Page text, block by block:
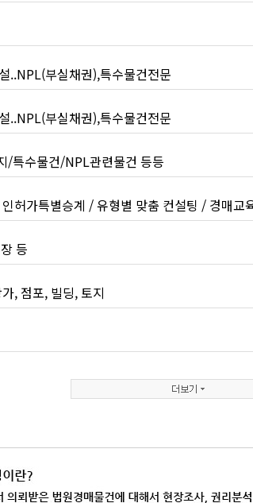
..NPL(부실채권),특수물건전문
..NPL(부실채권),특수물건전문
/특수물건/NPL관련물건 등등
허가특별승계 / 유형별 맞춤 컨설팅 / 경매교
등
, 점포, 빌딩, 토지